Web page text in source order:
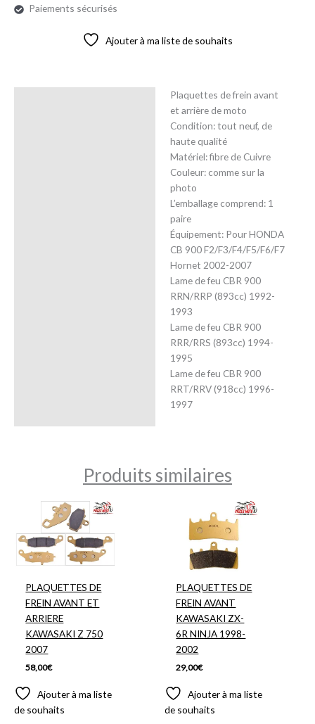
Paiements sécurisés
Ajouter à ma liste de souhaits
Plaquettes de frein avant
et arrière de moto
Condition: tout neuf, de
haute qualité
Matériel: fibre de Cuivre
Couleur: comme sur la
photo
L’emballage comprend: 1
paire
Équipement: Pour HONDA
CB 900 F2/F3/F4/F5/F6/F7
Hornet 2002-2007
Lame de feu CBR 900
RRN/RRP (893cc) 1992-
1993
Lame de feu CBR 900
RRR/RRS (893cc) 1994-
1995
Lame de feu CBR 900
RRT/RRV (918cc) 1996-
1997
Produits similaires
PLAQUETTES DE
FREIN AVANT ET
ARRIERE
KAWASAKI Z 750
2007
58,00€
Ajouter à ma liste
de souhaits
PLAQUETTES DE
FREIN AVANT
KAWASAKI ZX-
6R NINJA 1998-
2002
29,00€
Ajouter à ma liste
de souhaits